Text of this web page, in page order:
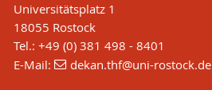
Universitätsplatz 1
18055 Rostock
Tel.: +49 (0) 381 498 - 8401
E-Mail:
dekan.thf@uni-rostock.de